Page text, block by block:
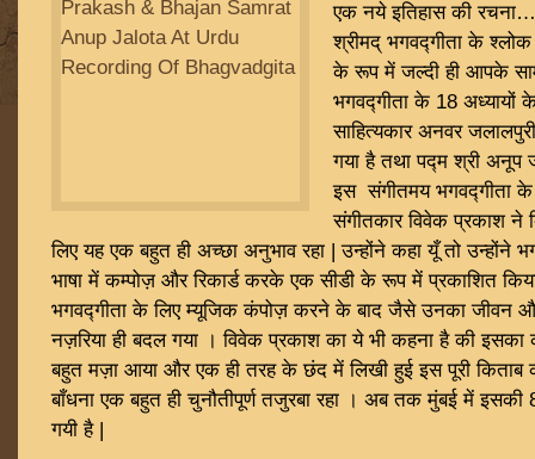
एक नये इतिहास की रचना…
श्रीमद् भगवद्गीता के
के रूप में जल्दी ही आपके
भगवद्गीता के 18 अध्यायों
साहित्यकार अनवर जलालपुरी
गया है तथा पद्म श्री अनूप
इस संगीतमय भगवद्गीता के
संगीतकार विवेक प्रकाश ने
लिए यह एक बहुत ही अच्छा अनुभाव रहा | उन्होंने कहा यूँ तो उन्होंने
भाषा में कम्पोज़ और रिकार्ड करके एक सीडी के रूप में प्रकाशित
भगवद्गीता के लिए म्यूजिक कंपोज़ करने के बाद जैसे उनका जीवन और
नज़रिया ही बदल गया । विवेक प्रकाश का ये भी कहना है की
बहुत मज़ा आया और एक ही तरह के छंद में लिखी हुई इस पूरी
बाँधना एक बहुत ही चुनौतीपूर्ण तजुरबा रहा । अब तक मुंबई में इसकी
गयी है |